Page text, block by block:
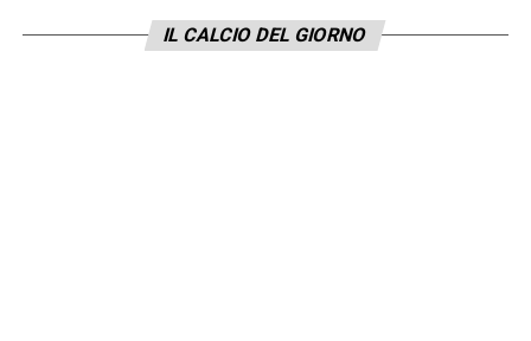
superando Radu e realizzando l’autorete che
porta in vantaggio gli ospiti.
IL CALCIO DEL GIORNO